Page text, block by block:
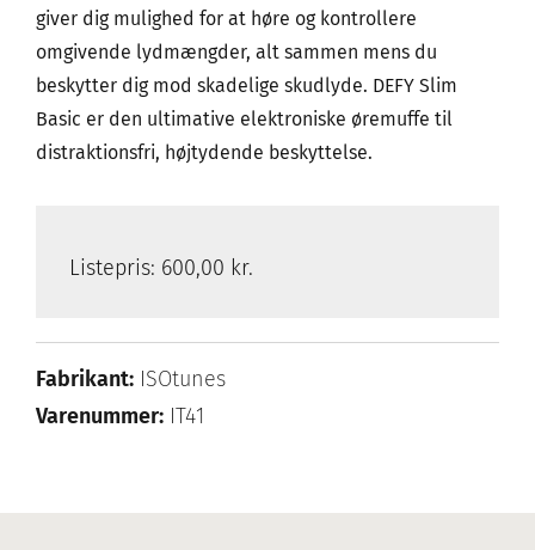
giver dig mulighed for at høre og kontrollere
omgivende lydmængder, alt sammen mens du
beskytter dig mod skadelige skudlyde. DEFY Slim
Basic er den ultimative elektroniske øremuffe til
distraktionsfri, højtydende beskyttelse.
Listepris: 600,00 kr.
Fabrikant: ISOtunes
Varenummer: IT41